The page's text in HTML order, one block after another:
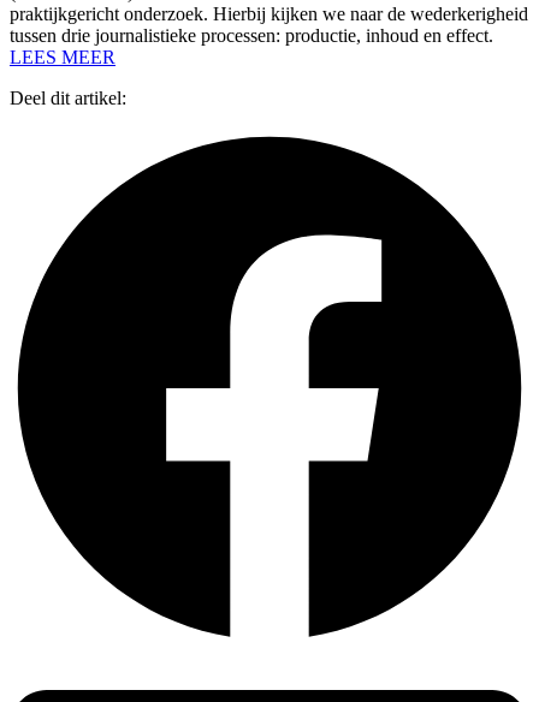
praktijkgericht onderzoek. Hierbij kijken we naar de wederkerigheid
tussen drie journalistieke processen: productie, inhoud en effect.
LEES MEER
Deel dit artikel: